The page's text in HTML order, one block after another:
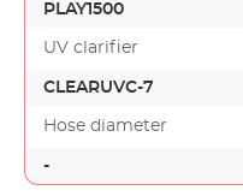
PLAY1500
UV clarifier
CLEARUVC-7
Hose diameter
-